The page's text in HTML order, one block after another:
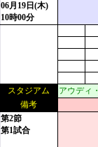
06月19日(木)
10時00分
スタジアム アウディ
備考
第2節
第1試合